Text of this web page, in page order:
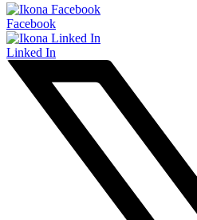
Facebook
Linked In